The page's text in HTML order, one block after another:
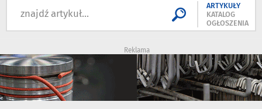
ARTYKUŁY
KATALOG
OGŁOSZENIA
Reklama